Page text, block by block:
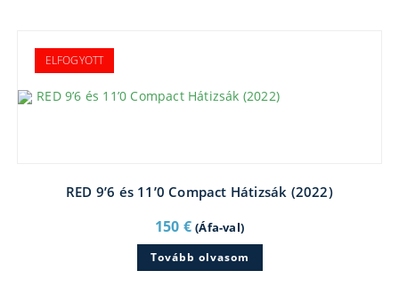
ELFOGYOTT
RED 9’6 és 11’0 Compact Hátizsák (2022)
150 € (Áfa-val)
Tovább olvasom